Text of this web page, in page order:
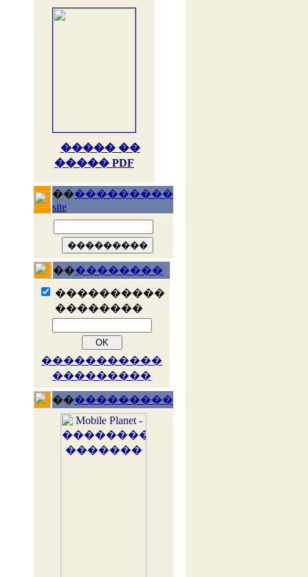
����� ��
����� PDF
�����������
site
����������
����������
��������
�����������
���������
�����������